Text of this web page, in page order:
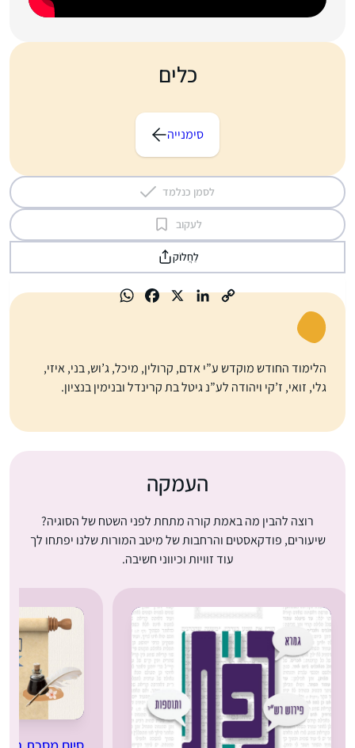
כלים
סימנייה
לסמן כנלמד
לעקוב
לַחֲלוֹק
הלימוד החודש מוקדש ע”י אדם, קרולין, מיכל, ג’וש, בני, איזי,
גלי, זואי, ז’קי ויהודה לע”נ גיטל בת קרינדל ובנימין בנציון.
העמקה
רוצה להבין מה באמת קורה מתחת לפני השטח של הסוגיה?
שיעורים, פודקאסטים והרחבות של מיטב המורות שלנו יפתחו לך
עוד זוויות וכיווני חשיבה.